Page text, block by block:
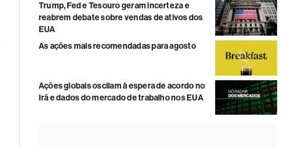
Trump, Fed e Tesouro geram incerteza e
reabrem debate sobre vendas de ativos dos
EUA
As ações mais recomendadas para agosto
Ações globais oscilam à espera de acordo no
Irã e dados do mercado de trabalho nos EUA